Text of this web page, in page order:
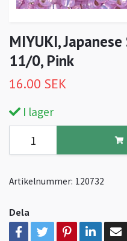
MIYUKI,
11/0, Pink
16.00 SEK
I lager
Artikelnummer: 120732
Dela